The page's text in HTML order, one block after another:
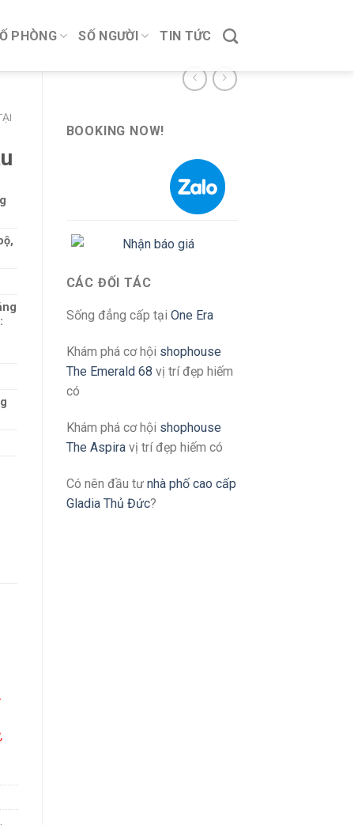
PHÒNG SỐ NGƯỜI TIN TỨC
BOOKING NOW!
CÁC ĐỐI TÁC
Sống đẳng cấp tại One Era
Khám phá cơ hội shophouse
The Emerald 68 vị trí đẹp hiếm
có
Khám phá cơ hội shophouse
The Aspiravị trí đẹp hiếm có
Có nên đầu tư nhà phố cao cấp
Gladia Thủ Đức?